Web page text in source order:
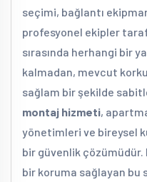
seçimi, bağlantı
profesyonel ekipler
sırasında herhangi bir
kalmadan, mevcut
sağlam bir şekilde
montaj hizmeti,
yönetimleri ve bireysel
bir güvenlik
bir koruma sağlayan bu